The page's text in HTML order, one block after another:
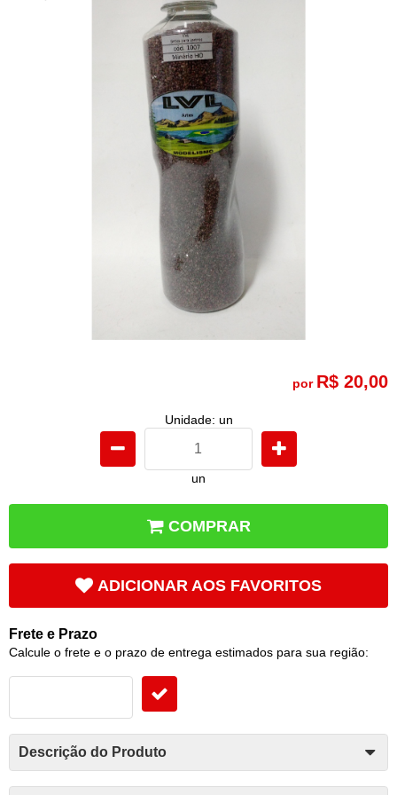
por R$ 20,00
Unidade: un
un
COMPRAR
ADICIONAR AOS FAVORITOS
Frete e Prazo
Calcule o frete e o prazo de entrega estimados para sua região:
Descrição do Produto